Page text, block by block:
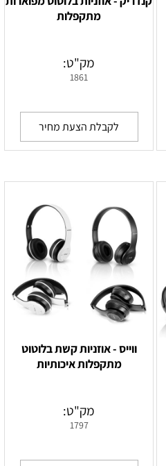
מתקפלות
מק"ט:
1861
לקבלת הצעת מחיר
ווייס - אוזניות קשת בלוטוט
מתקפלות איכותיות
מק"ט:
1797